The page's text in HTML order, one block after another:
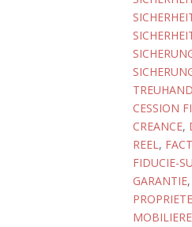
CESSION
CREANCE,
REEL,
FIDUCIE-
GARANTIE,
PROPRIETE
MOBILIERE